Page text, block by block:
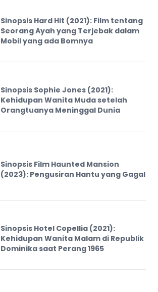
Sinopsis Hard Hit (2021): Film tentang
Seorang Ayah yang Terjebak dalam
Mobil yang ada Bomnya
Sinopsis Sophie Jones (2021):
Kehidupan Wanita Muda setelah
Orangtuanya Meninggal Dunia
Sinopsis Film Haunted Mansion
(2023): Pengusiran Hantu yang Gagal
Sinopsis Hotel Copellia (2021):
Kehidupan Wanita Malam di Republik
Dominika saat Perang 1965